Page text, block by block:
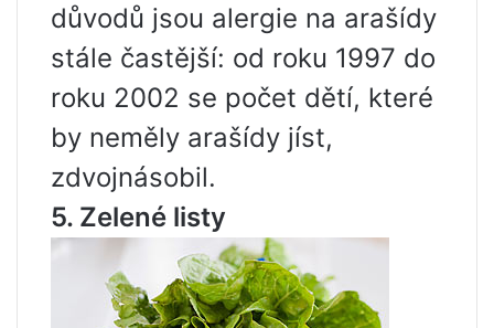
důvodů jsou alergie na arašídy
stále častější: od roku 1997 do
roku 2002 se počet dětí, které
by neměly arašídy jíst,
zdvojnásobil.
5. Zelené listy